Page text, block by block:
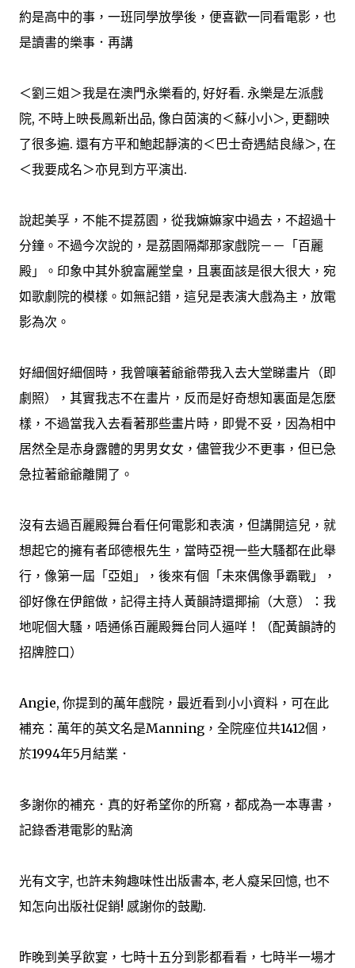
約是高中的事，一班同學放學後，便喜歡一同看電影，也
是讀書的樂事．再講
＜劉三姐＞我是在澳門永樂看的, 好好看. 永樂是左派戲
院, 不時上映長鳳新出品, 像白茵演的＜蘇小小＞, 更翻映
了很多遍. 還有方平和鮑起靜演的＜巴士奇遇結良緣＞, 在
＜我要成名＞亦見到方平演出.
說起美孚，不能不提荔園，從我嫲嫲家中過去，不超過十
分鐘。不過今次說的，是荔園隔鄰那家戲院－－「百麗
殿」。印象中其外貌富麗堂皇，且裏面該是很大很大，宛
如歌劇院的模樣。如無記錯，這兒是表演大戲為主，放電
影為次。
好細個好細個時，我曾嚷著爺爺帶我入去大堂睇畫片（即
劇照），其實我志不在畫片，反而是好奇想知裏面是怎麼
樣，不過當我入去看著那些畫片時，即覺不妥，因為相中
居然全是赤身露體的男男女女，儘管我少不更事，但已急
急拉著爺爺離開了。
沒有去過百麗殿舞台看任何電影和表演，但講開這兒，就
想起它的擁有者邱德根先生，當時亞視一些大騷都在此舉
行，像第一屆「亞姐」，後來有個「未來偶像爭霸戰」，
卻好像在伊館做，記得主持人黃韻詩還揶揄（大意）：我
地呢個大騷，唔通係百麗殿舞台同人逼咩！（配黃韻詩的
招牌腔口）
Angie, 你提到的萬年戲院，最近看到小小資料，可在此
補充：萬年的英文名是Manning，全院座位共1412個，
於1994年5月結業．
多謝你的補充．真的好希望你的所寫，都成為一本專書，
記錄香港電影的點滴
光有文字, 也許未夠趣味性出版書本, 老人癡呆回憶, 也不
知怎向出版社促銷! 感謝你的鼓勵.
昨晚到美孚飲宴，七時十五分到影都看看，七時半一場才